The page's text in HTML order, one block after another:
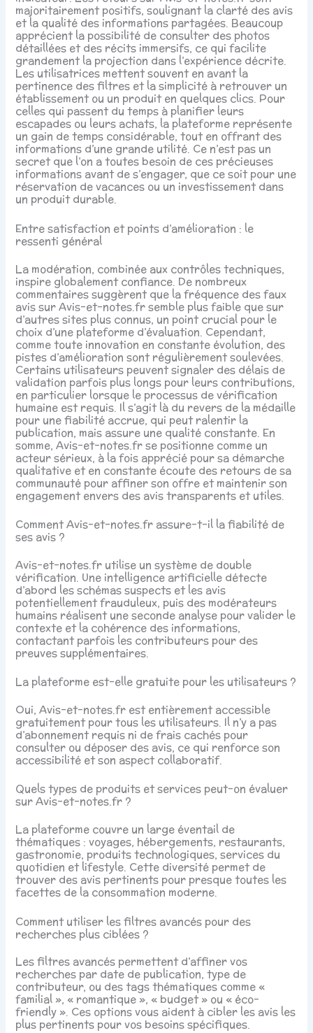
majoritairement positifs, soulignant la clarté des avis
et la qualité des informations partagées. Beaucoup
apprécient la possibilité de consulter des photos
détaillées et des récits immersifs, ce qui facilite
grandement la projection dans l’expérience décrite.
Les utilisatrices mettent souvent en avant la
pertinence des filtres et la simplicité à retrouver un
établissement ou un produit en quelques clics. Pour
celles qui passent du temps à planifier leurs
escapades ou leurs achats, la plateforme représente
un gain de temps considérable, tout en offrant des
informations d’une grande utilité. Ce n’est pas un
secret que l’on a toutes besoin de ces précieuses
informations avant de s’engager, que ce soit pour une
réservation de vacances ou un investissement dans
un produit durable.
Entre satisfaction et points d’amélioration : le
ressenti général
La modération, combinée aux contrôles techniques,
inspire globalement confiance. De nombreux
commentaires suggèrent que la fréquence des faux
avis sur Avis-et-notes.fr semble plus faible que sur
d’autres sites plus connus, un point crucial pour le
choix d’une plateforme d’évaluation. Cependant,
comme toute innovation en constante évolution, des
pistes d’amélioration sont régulièrement soulevées.
Certains utilisateurs peuvent signaler des délais de
validation parfois plus longs pour leurs contributions,
en particulier lorsque le processus de vérification
humaine est requis. Il s’agit là du revers de la médaille
pour une fiabilité accrue, qui peut ralentir la
publication, mais assure une qualité constante. En
somme, Avis-et-notes.fr se positionne comme un
acteur sérieux, à la fois apprécié pour sa démarche
qualitative et en constante écoute des retours de sa
communauté pour affiner son offre et maintenir son
engagement envers des avis transparents et utiles.
Comment Avis-et-notes.fr assure-t-il la fiabilité de
ses avis ?
Avis-et-notes.fr utilise un système de double
vérification. Une intelligence artificielle détecte
d’abord les schémas suspects et les avis
potentiellement frauduleux, puis des modérateurs
humains réalisent une seconde analyse pour valider le
contexte et la cohérence des informations,
contactant parfois les contributeurs pour des
preuves supplémentaires.
La plateforme est-elle gratuite pour les utilisateurs ?
Oui, Avis-et-notes.fr est entièrement accessible
gratuitement pour tous les utilisateurs. Il n’y a pas
d’abonnement requis ni de frais cachés pour
consulter ou déposer des avis, ce qui renforce son
accessibilité et son aspect collaboratif.
Quels types de produits et services peut-on évaluer
sur Avis-et-notes.fr ?
La plateforme couvre un large éventail de
thématiques : voyages, hébergements, restaurants,
gastronomie, produits technologiques, services du
quotidien et lifestyle. Cette diversité permet de
trouver des avis pertinents pour presque toutes les
facettes de la consommation moderne.
Comment utiliser les filtres avancés pour des
recherches plus ciblées ?
Les filtres avancés permettent d’affiner vos
recherches par date de publication, type de
contributeur, ou des tags thématiques comme «
familial », « romantique », « budget » ou « éco-
friendly ». Ces options vous aident à cibler les avis les
plus pertinents pour vos besoins spécifiques.